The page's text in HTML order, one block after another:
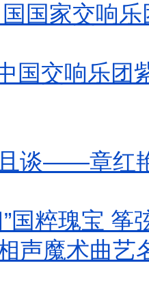
国家交响
国交响乐团
谈——章红
国粹瑰宝 筝
魔术曲艺